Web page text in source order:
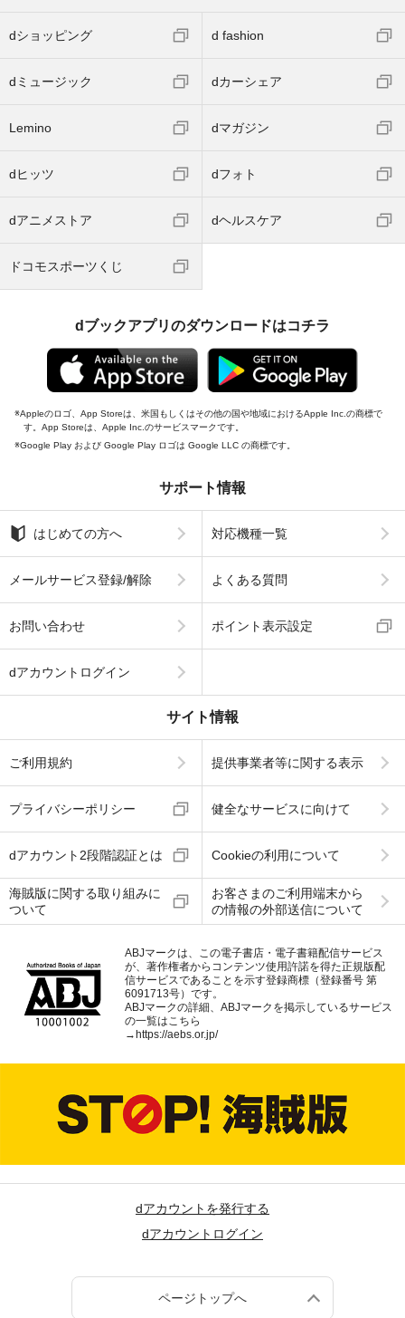
dショッピング d fashion
dミュージック dカーシェア
Lemino dマガジン
dヒッツ dフォト
dアニメストア dヘルスケア
ドコモスポーツくじ
dブックアプリのダウンロードはコチラ
Appleのロゴ、App Storeは、米国もしくはその他の国や地域におけるApple Inc.の商標で
す。App Storeは、Apple Inc.のサービスマークです。
Google Play および Google Play ロゴは Google LLC の商標です。
サポート情報
はじめての方へ 対応機種一覧
メールサービス登録/解除 よくある質問
お問い合わせ ポイント表示設定
dアカウントログイン
サイト情報
ご利用規約 提供事業者等に関する表示
プライバシーポリシー 健全なサービスに向けて
dアカウント2段階認証とは Cookieの利用について
海賊版に関する取り組みに
ついて
お客さまのご利用端末から
の情報の外部送信について
ABJマークは、この電子書店・電子書籍配信サービス
が、著作権者からコンテンツ使用許諾を得た正規版配
信サービスであることを示す登録商標（登録番号 第
6091713号）です。
ABJマークの詳細、ABJマークを掲示しているサービス
の一覧はこちら
→ https://aebs.or.jp/
dアカウントを発行する
dアカウントログイン
ページトップへ